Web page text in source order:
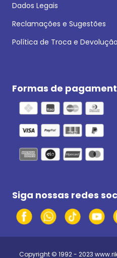
Dados Legais
Reclamações e Sugestões
Política de Troca e Devolução
Formas de
Siga nossas redes
Copyright © 1992 - 2023